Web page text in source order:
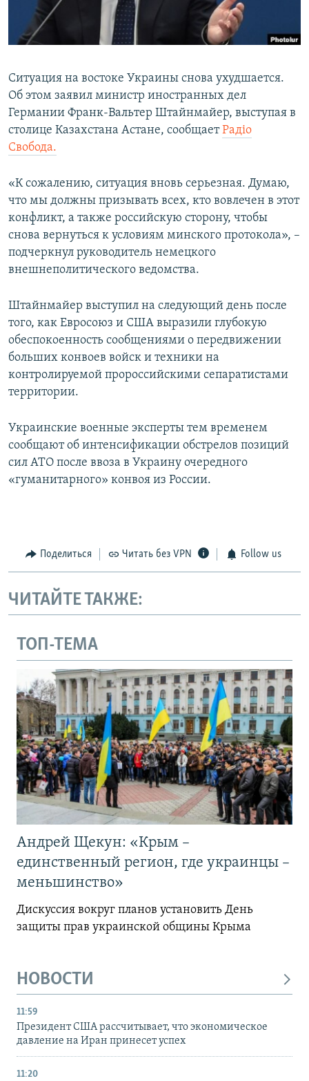
ПОБЕДИТЕЛЕЙ НЕ СУДЯТ?
КРЫМ.НЕПОКОРЕННЫЙ
УКРАИНСКАЯ ПРОБЛЕМА КРЫМА
ПРИСОЕДИНЯЙТЕСЬ!
Все сайты RFE/RL
Ситуация на востоке Украины снова ухудшается.
Об этом заявил министр иностранных дел
Германии Франк-Вальтер Штайнмайер, выступая в
столице Казахстана Астане, сообщаетРадіо
Свобода.
«К сожалению, ситуация вновь серьезная. Думаю,
что мы должны призывать всех, кто вовлечен в этот
конфликт, а также российскую сторону, чтобы
снова вернуться к условиям минского протокола», –
подчеркнул руководитель немецкого
внешнеполитического ведомства.
Штайнмайер выступил на следующий день после
того, как Евросоюз и США выразили глубокую
обеспокоенность сообщениями о передвижении
больших конвоев войск и техники на
контролируемой пророссийскими сепаратистами
территории.
Украинские военные эксперты тем временем
сообщают об интенсификации обстрелов позиций
сил АТО после ввоза в Украину очередного
«гуманитарного» конвоя из России.
Поделиться Читать без VPN Follow us
ЧИТАЙТЕ ТАКЖЕ:
ТОП-ТЕМА
Андрей Щекун: «Крым –
единственный регион, где украинцы –
меньшинство»
Дискуссия вокруг планов установить День
защиты прав украинской общины Крыма
НОВОСТИ
11:59
Президент США рассчитывает, что экономическое
давление на Иран принесет успех
11:20